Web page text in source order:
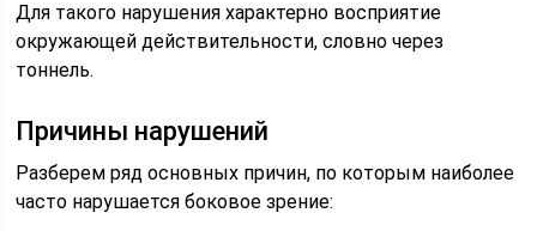
Для такого нарушения характерно восприятие
окружающей действительности, словно через
тоннель.
Причины нарушений
Разберем ряд основных причин, по которым наиболее
часто нарушается боковое зрение: